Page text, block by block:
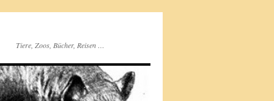
Tiere, Zoos, Bücher, Reisen …